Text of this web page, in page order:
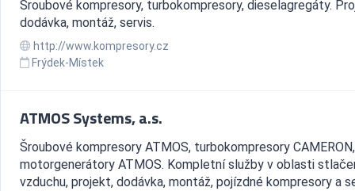
Šroubové kompresory, turbokompresory, dieselagregáty.
dodávka, montáž, servis.
http://www.kompresory.cz
Frýdek-Místek
ATMOS Systems, a.s.
Šroubové kompresory ATMOS, turbokompresory CAMERON,
motorgenerátory ATMOS. Kompletní služby v oblasti
vzduchu, projekt, dodávka, montáž, pojízdné kompresory a